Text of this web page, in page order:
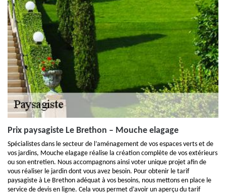
Prix paysagiste Le Brethon – Mouche elagage
Spécialistes dans le secteur de l’aménagement de vos espaces verts et de
vos jardins, Mouche elagage réalise la création complète de vos extérieurs
ou son entretien. Nous accompagnons ainsi voter unique projet afin de
vous réaliser le jardin dont vous avez besoin. Pour obtenir le tarif
paysagiste à Le Brethon adéquat à vos besoins, nous mettons en place le
service de devis en ligne. Cela vous permet d’avoir un aperçu du tarif